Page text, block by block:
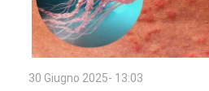
30 Giugno 2025- 13:03